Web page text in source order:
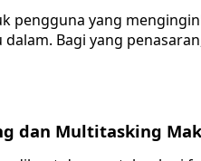
pengguna yang
Bagi yang
dan Multitasking